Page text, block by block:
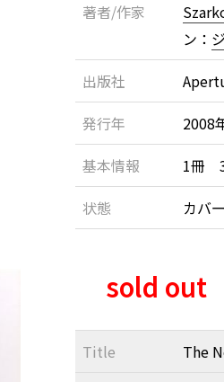
著者/作家
ン：
出版社
発行年
2008
基本情報
1冊
状態
カバ
sold out
Title
The